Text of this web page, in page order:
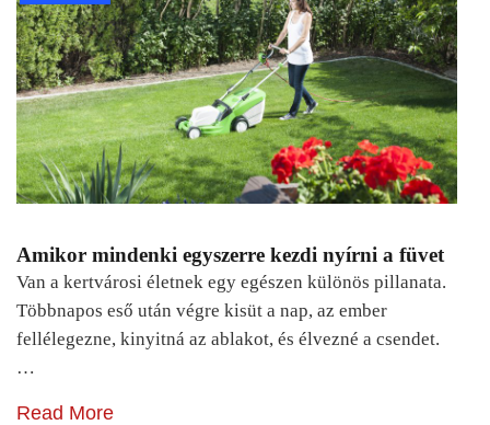
Amikor mindenki egyszerre kezdi nyírni a füvet
Van a kertvárosi életnek egy egészen különös pillanata.
Többnapos eső után végre kisüt a nap, az ember
fellélegezne, kinyitná az ablakot, és élvezné a csendet.
…
Read More